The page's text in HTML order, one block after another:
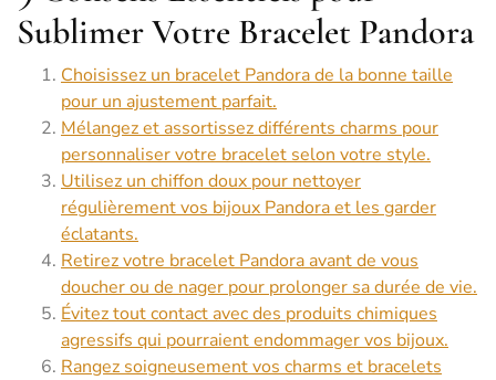
Sublimer Votre Bracelet Pandora
Choisissez un bracelet Pandora de la bonne taille
pour un ajustement parfait.
Mélangez et assortissez différents charms pour
personnaliser votre bracelet selon votre style.
Utilisez un chiffon doux pour nettoyer
régulièrement vos bijoux Pandora et les garder
éclatants.
Retirez votre bracelet Pandora avant de vous
doucher ou de nager pour prolonger sa durée de vie.
Évitez tout contact avec des produits chimiques
agressifs qui pourraient endommager vos bijoux.
Rangez soigneusement vos charms et bracelets